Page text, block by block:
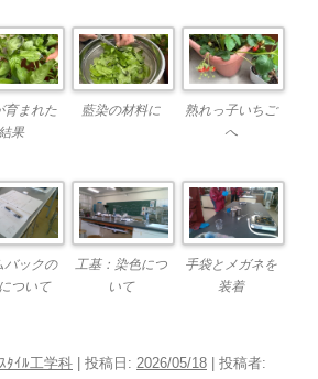
育まれた
結果
藍染の材料に
熟れっ子いちご
へ
バックの
ついて
工基：染色につ
いて
手袋とメガネを
装着
ﾀｲﾙ工学科 | 投稿日: 2026/05/18 | 投稿者: